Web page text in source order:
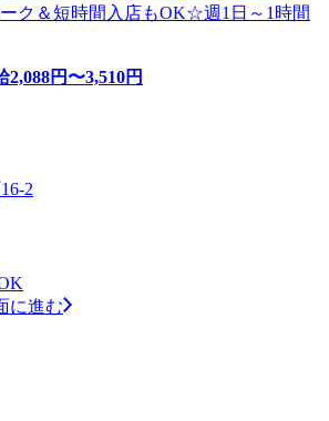
ク＆短時間入店もOK☆週1日～1時間
2,088円〜3,510円
2
に進む